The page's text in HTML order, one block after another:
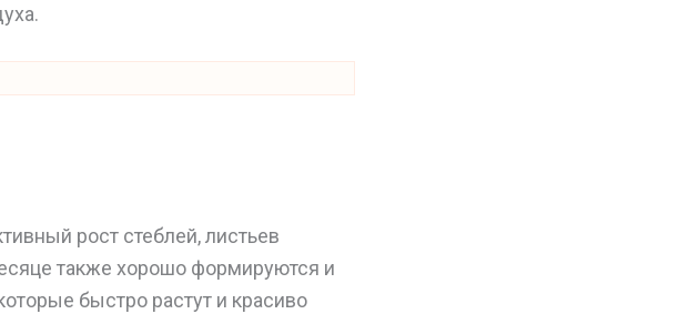
рост стеблей, листьев
также хорошо формируются и
быстро растут и красиво